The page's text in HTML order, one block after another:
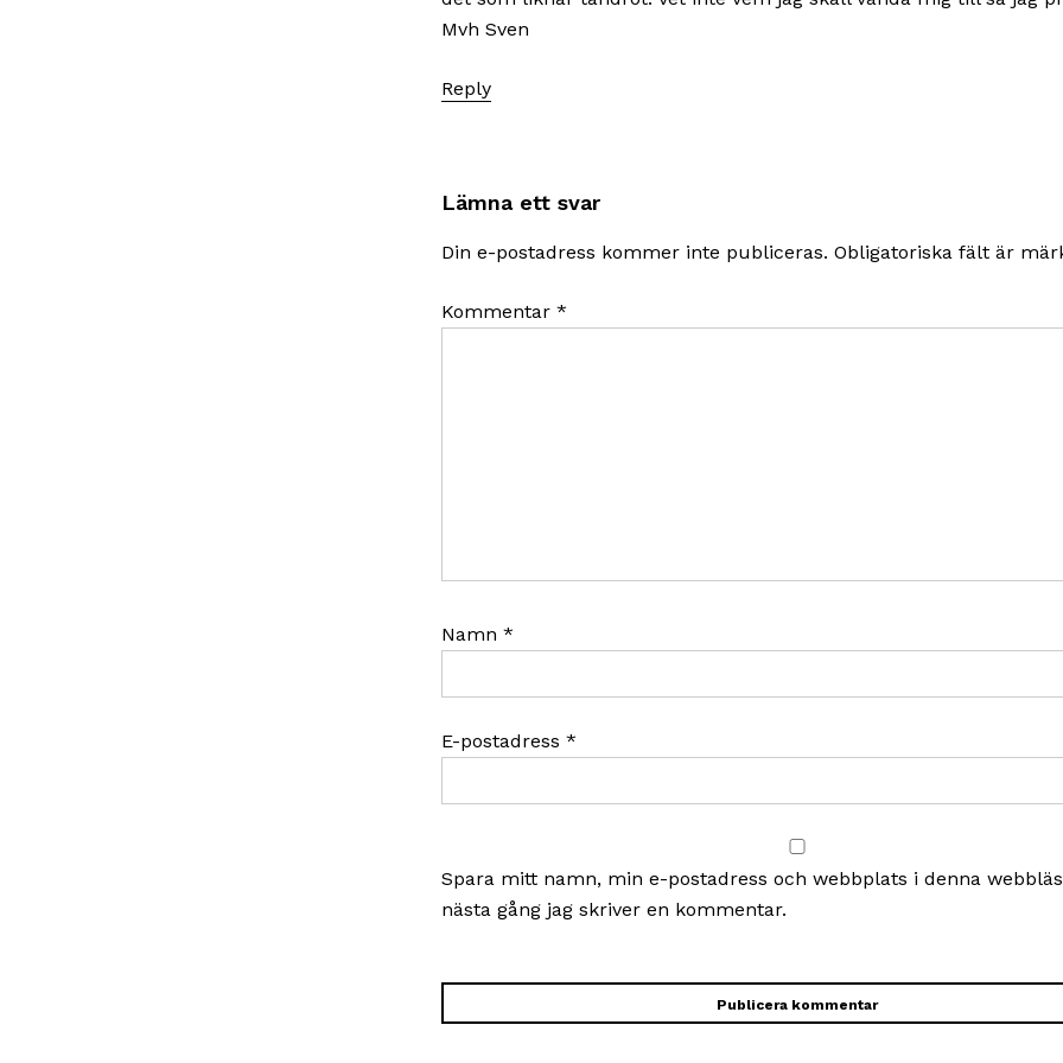
Mvh Sven
Reply
Lämna ett svar
Din e-postadress kommer inte publiceras. Obligatoriska fält är
Kommentar *
Namn *
E-postadress *
Spara mitt namn, min e-postadress och webbplats i denna
nästa gång jag skriver en kommentar.